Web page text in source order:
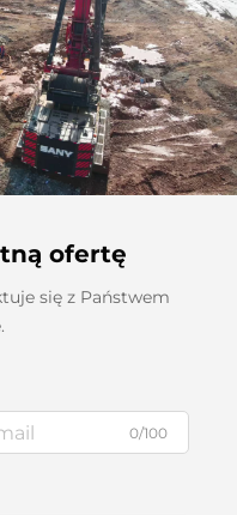
ofertę
się z Państwem
0/100